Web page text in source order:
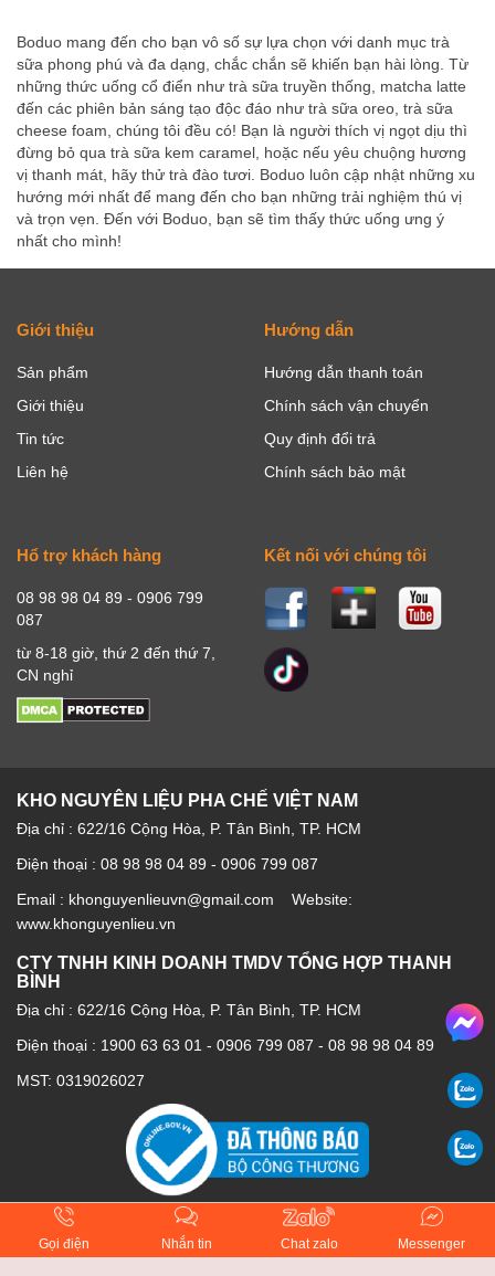
Boduo mang đến cho bạn vô số sự lựa chọn với danh mục trà
sữa phong phú và đa dạng, chắc chắn sẽ khiến bạn hài lòng. Từ
những thức uống cổ điển như trà sữa truyền thống, matcha latte
đến các phiên bản sáng tạo độc đáo như trà sữa oreo, trà sữa
cheese foam, chúng tôi đều có! Bạn là người thích vị ngọt dịu thì
đừng bỏ qua trà sữa kem caramel, hoặc nếu yêu chuộng hương
vị thanh mát, hãy thử trà đào tươi. Boduo luôn cập nhật những xu
hướng mới nhất để mang đến cho bạn những trải nghiệm thú vị
và trọn vẹn. Đến với Boduo, bạn sẽ tìm thấy thức uống ưng ý
nhất cho mình!
Giới thiệu
Sản phẩm
Giới thiệu
Tin tức
Liên hệ
Hướng dẫn
Hướng dẫn thanh toán
Chính sách vận chuyển
Quy định đổi trả
Chính sách bảo mật
Hổ trợ khách hàng
08 98 98 04 89 - 0906 799
087
từ 8-18 giờ, thứ 2 đến thứ 7,
CN nghỉ
Kết nối với chúng tôi
KHO NGUYÊN LIỆU PHA CHẾ VIỆT NAM
Địa chỉ : 622/16 Cộng Hòa, P. Tân Bình, TP. HCM
Điện thoại : 08 98 98 04 89 - 0906 799 087
Email : khonguyenlieuvn@gmail.com Website:
www.khonguyenlieu.vn
CTY TNHH KINH DOANH TMDV TỔNG HỢP THANH
BÌNH
Địa chỉ : 622/16 Cộng Hòa, P. Tân Bình, TP. HCM
Điện thoại : 1900 63 63 01 - 0906 799 087 - 08 98 98 04 89
MST: 0319026027
Gọi điện Nhắn tin Chat zalo Messenger